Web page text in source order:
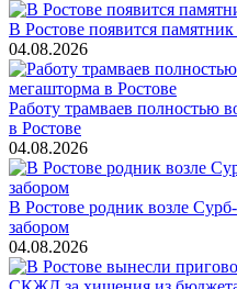
В Ростове появится
04.08.2026
Работу трамваев полностью
в Ростове
04.08.2026
В Ростове родник возле
забором
04.08.2026